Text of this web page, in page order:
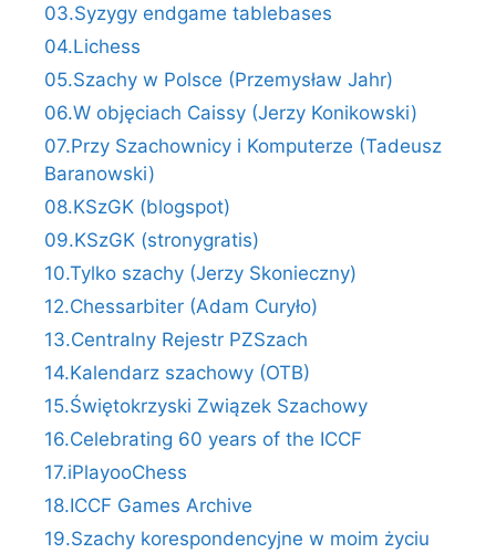
03.Syzygy endgame tablebases
04.Lichess
05.Szachy w Polsce (Przemysław Jahr)
06.W objęciach Caissy (Jerzy Konikowski)
07.Przy Szachownicy i Komputerze (Tadeusz
Baranowski)
08.KSzGK (blogspot)
09.KSzGK (stronygratis)
10.Tylko szachy (Jerzy Skonieczny)
12.Chessarbiter (Adam Curyło)
13.Centralny Rejestr PZSzach
14.Kalendarz szachowy (OTB)
15.Świętokrzyski Związek Szachowy
16.Celebrating 60 years of the ICCF
17.iPlayooChess
18.ICCF Games Archive
19.Szachy korespondencyjne w moim życiu